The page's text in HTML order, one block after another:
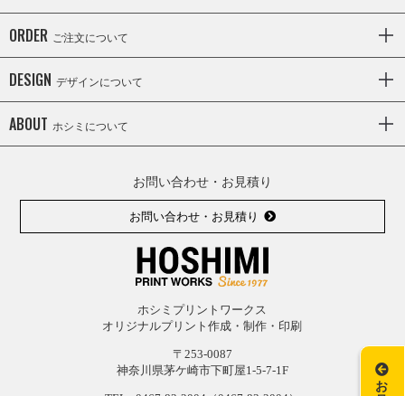
お
ORDER ご注文について
DESIGN デザインについて
ABOUT ホシミについて
お問い合わせ・お見積り
お問い合わせ・お見積り
ホシミプリントワークス
オリジナルプリント作成・制作・印刷
〒253-0087
神奈川県茅ケ崎市下町屋1-5-7-1F